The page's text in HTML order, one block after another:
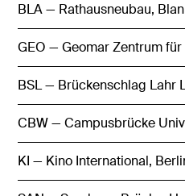
BLA — Rathausneubau,
CBW — Campusbrücke
KI — Kino International,